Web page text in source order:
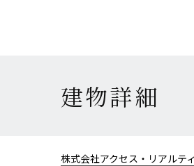
建物詳細
株式会社アクセス・リアルテ